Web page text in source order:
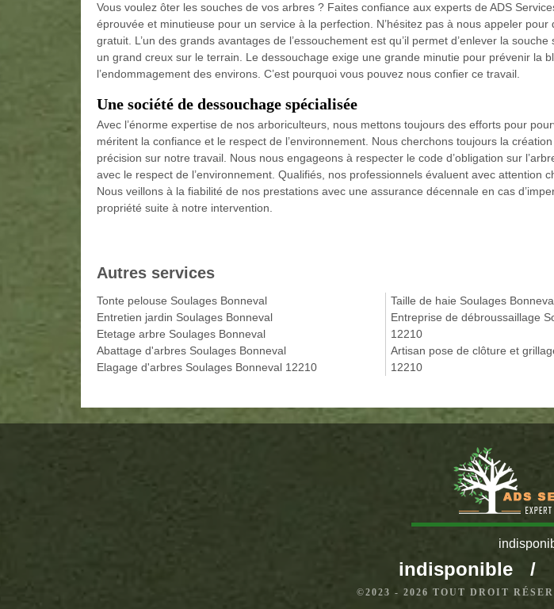
Vous voulez ôter les souches de vos arbres ? Faites confiance aux experts de ADS
éprouvée et minutieuse pour un service à la perfection. N’hésitez pas à nous appeler pour
gratuit. L’un des grands avantages de l’essouchement est qu’il permet d’enlever la souche
un grand creux sur le terrain. Le dessouchage exige une grande minutie pour prévenir la
l’endommagement des environs. C’est pourquoi vous pouvez nous confier ce travail.
Une société de dessouchage spécialisée
Avec l’énorme expertise de nos arboriculteurs, nous mettons toujours des efforts pour
méritent la confiance et le respect de l’environnement. Nous cherchons toujours la
précision sur notre travail. Nous nous engageons à respecter le code d’obligation sur
avec le respect de l’environnement. Qualifiés, nos professionnels évaluent avec attention
Nous veillons à la fiabilité de nos prestations avec une assurance décennale en cas
propriété suite à notre intervention.
Autres services
Tonte pelouse Soulages Bonneval
Entretien jardin Soulages Bonneval
Etetage arbre Soulages Bonneval
Abattage d'arbres Soulages Bonneval
Elagage d'arbres Soulages Bonneval 12210
Taille de haie Soulages
Entreprise de débroussaillage
12210
Artisan pose de clôture et
12210
indisponible /
©2023 - 2026 TOUT DROIT